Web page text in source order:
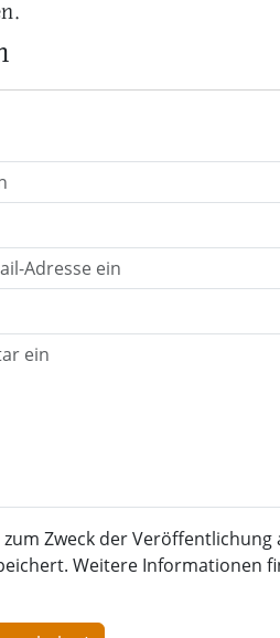
Zweck der Veröffentlichung
Weitere Informationen